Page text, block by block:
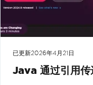
已更新2026年4月21日
Java 通过引用